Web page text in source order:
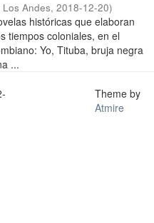
Andes, 2018-12-20)
históricas que elaboran
tiempos coloniales, en el
Yo, Tituba, bruja negra
...
Theme by
Atmire